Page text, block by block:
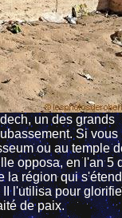
un des grands
Si vous
ou au temple
opposa, en l'an 5
la région qui
l'utilisa pour
de paix.